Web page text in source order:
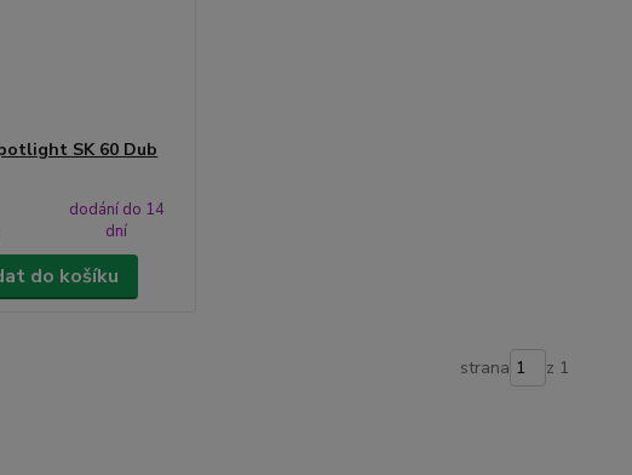
SK 60 Dub
dodání do 14
dní
do košíku
strana z 1